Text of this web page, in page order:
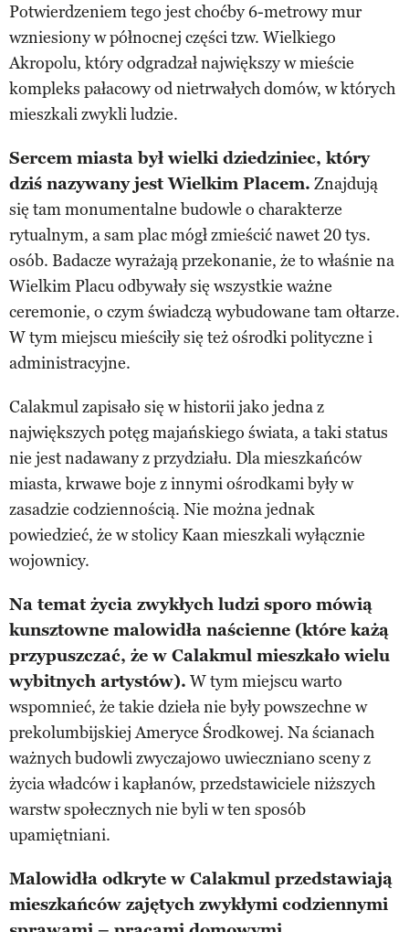
Potwierdzeniem tego jest choćby 6-metrowy mur
wzniesiony w północnej części tzw. Wielkiego
Akropolu, który odgradzał największy w mieście
kompleks pałacowy od nietrwałych domów, w których
mieszkali zwykli ludzie.
Sercem miasta był wielki dziedziniec, który
dziś nazywany jest Wielkim Placem. Znajdują
się tam monumentalne budowle o charakterze
rytualnym, a sam plac mógł zmieścić nawet 20 tys.
osób. Badacze wyrażają przekonanie, że to właśnie na
Wielkim Placu odbywały się wszystkie ważne
ceremonie, o czym świadczą wybudowane tam ołtarze.
W tym miejscu mieściły się też ośrodki polityczne i
administracyjne.
Calakmul zapisało się w historii jako jedna z
największych potęg majańskiego świata, a taki status
nie jest nadawany z przydziału. Dla mieszkańców
miasta, krwawe boje z innymi ośrodkami były w
zasadzie codziennością. Nie można jednak
powiedzieć, że w stolicy Kaan mieszkali wyłącznie
wojownicy.
Na temat życia zwykłych ludzi sporo mówią
kunsztowne malowidła naścienne (które każą
przypuszczać, że w Calakmul mieszkało wielu
wybitnych artystów). W tym miejscu warto
wspomnieć, że takie dzieła nie były powszechne w
prekolumbijskiej Ameryce Środkowej. Na ścianach
ważnych budowli zwyczajowo uwieczniano sceny z
życia władców i kapłanów, przedstawiciele niższych
warstw społecznych nie byli w ten sposób
upamiętniani.
Malowidła odkryte w Calakmul przedstawiają
mieszkańców zajętych zwykłymi codziennymi